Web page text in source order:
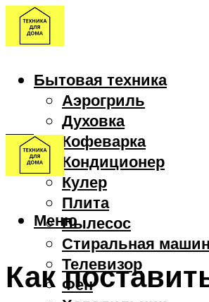
Бытовая техника
Аэрогриль
Духовка
Кофеварка
Кондиционер
Кулер
Плита
Пылесос
Стиральная
Телевизор
Фен
Меню
Как